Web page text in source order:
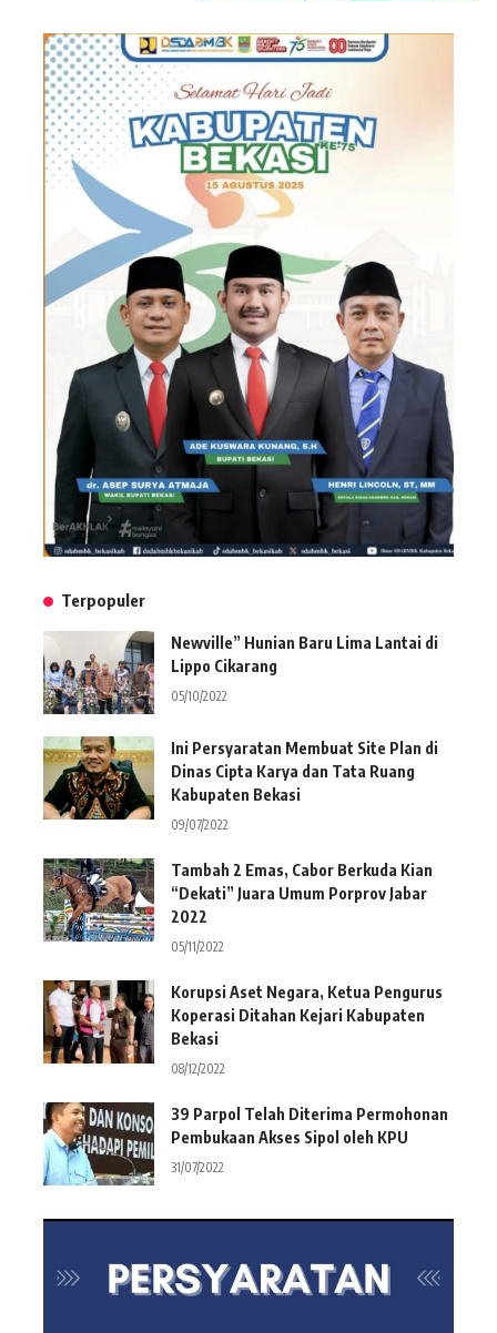
Terpopuler
Newville” Hunian Baru Lima Lantai di
Lippo Cikarang
05/10/2022
Ini Persyaratan Membuat Site Plan di
Dinas Cipta Karya dan Tata Ruang
Kabupaten Bekasi
09/07/2022
Tambah 2 Emas, Cabor Berkuda Kian
“Dekati” Juara Umum Porprov Jabar
2022
05/11/2022
Korupsi Aset Negara, Ketua Pengurus
Koperasi Ditahan Kejari Kabupaten
Bekasi
08/12/2022
39 Parpol Telah Diterima Permohonan
Pembukaan Akses Sipol oleh KPU
31/07/2022